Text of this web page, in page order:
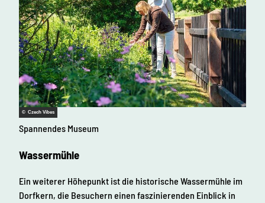
© Czech Vibes
Spannendes Museum
Wassermühle
Ein weiterer Höhepunkt ist die historische Wassermühle im
Dorfkern, die Besuchern einen faszinierenden Einblick in